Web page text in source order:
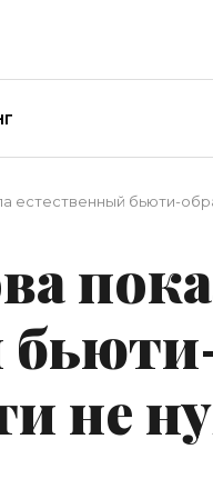
естественный бьюти-
не